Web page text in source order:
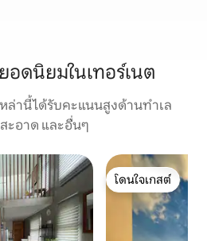
ดนิยมในเทอร์เนต
ล่านี้ได้รับคะแนนสูงด้านทำเล
ะอาด และอื่นๆ
โดนใจเกสต์
โดนใจเกสต์